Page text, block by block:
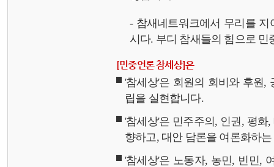
- 참새네트워크에서 무리를
시다. 부디 참새들의 힘으로 민
[민중언론 참세상]은
'참세상'은 회원의 회비와 후원,
립을 실현합니다.
'참세상'은 민주주의, 인권, 평
향하고, 대안 담론을 여론화하
'참세상'은 노동자, 농민, 빈민,